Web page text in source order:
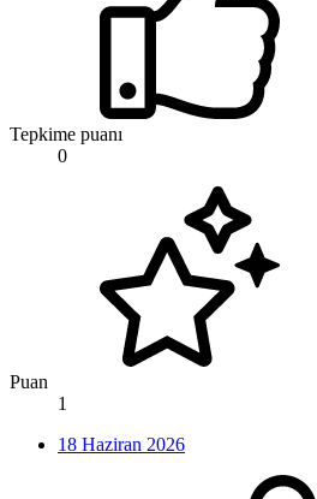
Tepkime puanı
0
Puan
1
18 Haziran 2026